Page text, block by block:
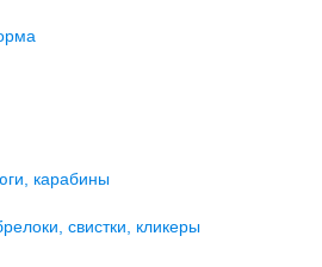
карабины
свистки, кликеры